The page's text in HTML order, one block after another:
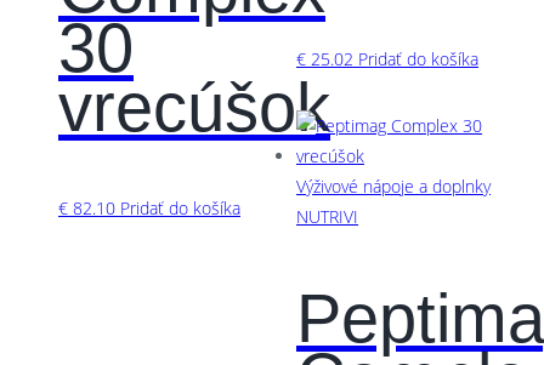
30
vrecúšok
€ 82.10 Pridať do košíka
€25.02 Pridať do košíka
Výživové nápoje a doplnky
NUTRIVI